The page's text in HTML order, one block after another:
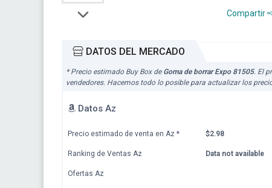
Compartir
DATOS DEL MERCADO
* Precio estimado Buy Box de Goma de borrar Expo 81505. El
vendedores. Hacemos todo lo posible para actualizar los
Datos Az
Precio estimado de venta en Az * $2.98
Ranking de Ventas Az Data not available
Ofertas Az